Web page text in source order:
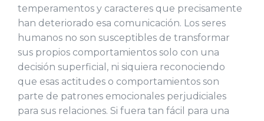
temperamentos y caracteres que precisamente
han deteriorado esa comunicación. Los seres
humanos no son susceptibles de transformar
sus propios comportamientos solo con una
decisión superficial, ni siquiera reconociendo
que esas actitudes o comportamientos son
parte de patrones emocionales perjudiciales
para sus relaciones. Si fuera tan fácil para una